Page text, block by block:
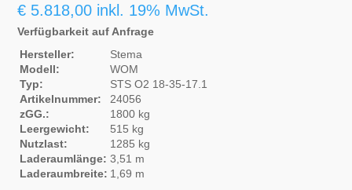
€ 5.818,00 inkl. 19% MwSt.
Verfügbarkeit auf Anfrage
Hersteller:
Stema
Modell:
WOM
Typ:
STS O2 18-35-17.1
Artikelnummer:
24056
zGG.:
1800 kg
Leergewicht:
515 kg
Nutzlast:
1285 kg
Laderaumlänge: 3,51 m
Laderaumbreite: 1,69 m